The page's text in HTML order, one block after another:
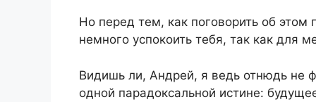
Но перед тем, как поговорить об
немного успокоить тебя, так как для
Видишь ли, Андрей, я ведь отнюдь не
одной парадоксальной истине: